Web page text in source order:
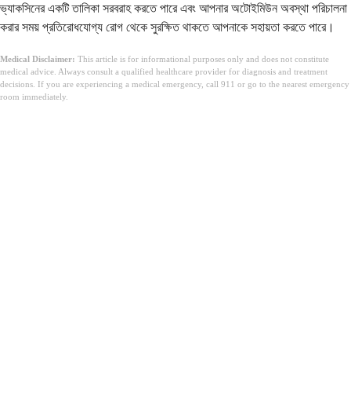
ভ্যাকসিনের একটি তালিকা সরবরাহ করতে পারে এবং আপনার অটোইমিউন অবস্থা পরিচালনা
করার সময় প্রতিরোধযোগ্য রোগ থেকে সুরক্ষিত থাকতে আপনাকে সহায়তা করতে পারে।
Medical Disclaimer: This article is for informational purposes only and does not constitute
medical advice. Always consult a qualified healthcare provider for diagnosis and treatment
decisions. If you are experiencing a medical emergency, call 911 or go to the nearest emergency
room immediately.